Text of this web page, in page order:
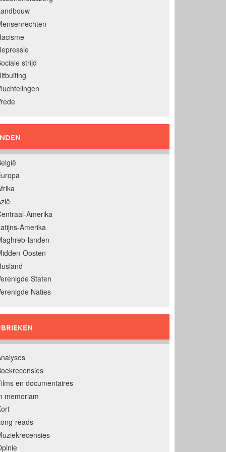
strijd
Amerika
Amerika
landen
Oosten
Staten
Naties
en documentaires
memoriam
reads